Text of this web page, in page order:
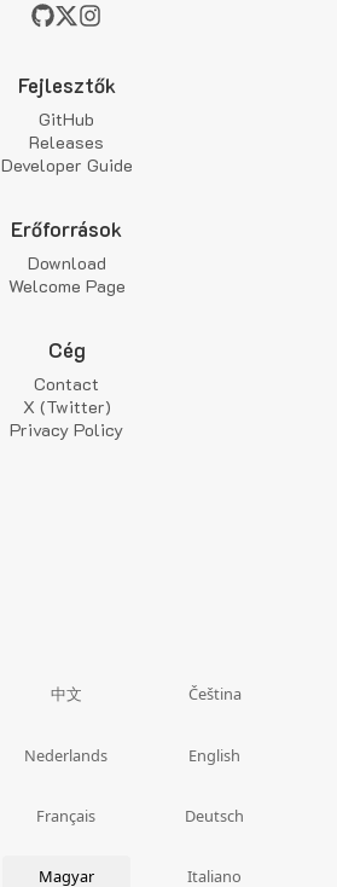
Fejlesztők
GitHub
Releases
Developer Guide
Erőforrások
Download
Welcome Page
Cég
Contact
X (Twitter)
Privacy Policy
中文 Čeština
Nederlands English
Français Deutsch
Magyar Italiano